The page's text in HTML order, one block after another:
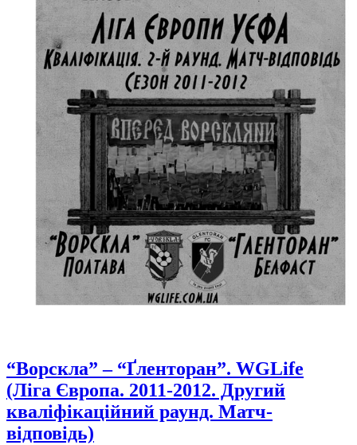
“Ворскла” – “Ґленторан”. WGLife
(Ліга Європа. 2011-2012. Другий
кваліфікаційний раунд. Матч-
відповідь)